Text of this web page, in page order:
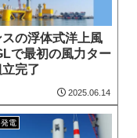
スの浮体式洋上風
で最初の風力ター
立完了
2025.06.14
電